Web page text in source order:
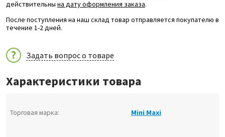
действительны на дату оформления заказа.
После поступления на наш склад товар отправляется покупателю в
течение 1-2 дней.
Задать вопрос о товаре
Характеристики товара
Торговая марка: Mini Maxi